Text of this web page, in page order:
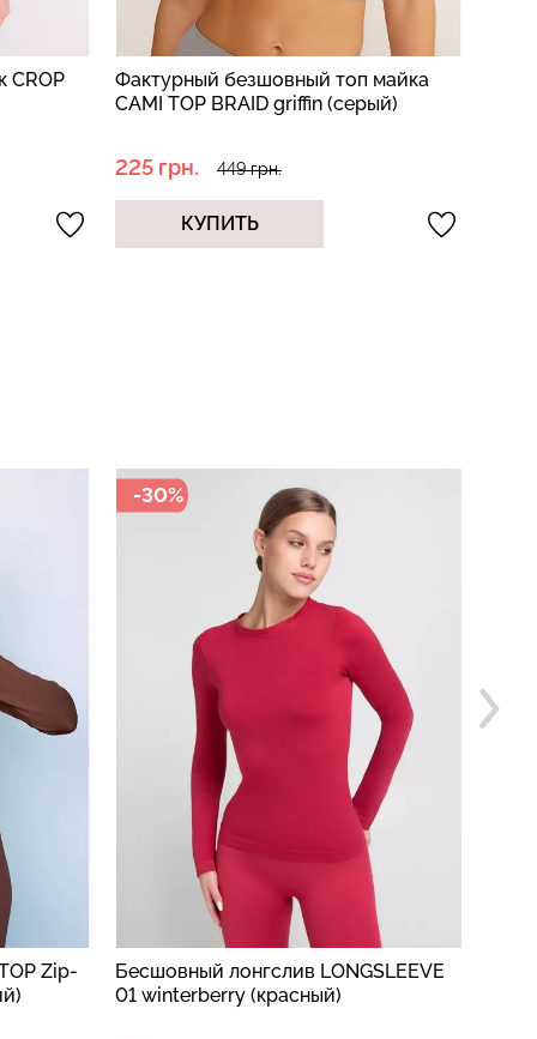
CROP
Фактурный безшовный топ майка
CAMI TOP BRAID griffin (серый)
225 грн. 449 грн.
КУПИТЬ
Zip-
-30%
Бесшовный лонгслив LONGSLEEVE
01 winterberry (красный)